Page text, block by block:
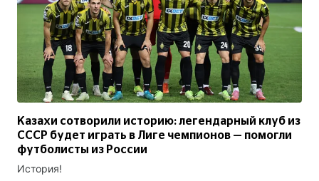
Казахи сотворили историю: легендарный клуб из
СССР будет играть в Лиге чемпионов — помогли
футболисты из России
История!